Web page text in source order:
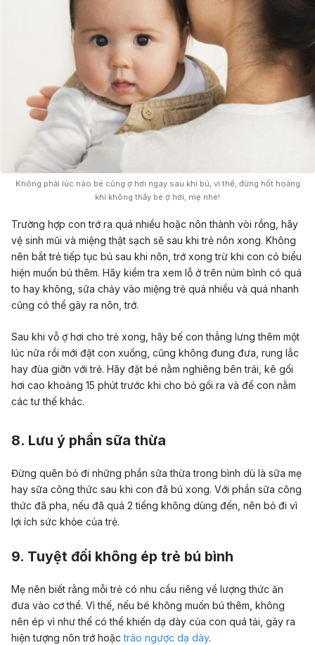
Không phải lúc nào bé cũng ợ hơi ngay sau khi bú, vì thế, đừng hốt hoảng
khi không thấy bé ợ hơi, mẹ nhé!
Trường hợp con trớ ra quá nhiều hoặc nôn thành vòi rồng, hãy
vệ sinh mũi và miệng thật sạch sẽ sau khi trẻ nôn xong. Không
nên bắt trẻ tiếp tục bú sau khi nôn, trớ xong trừ khi con có biểu
hiện muốn bú thêm. Hãy kiểm tra xem lỗ ở trên núm bình có quá
to hay không, sữa chảy vào miệng trẻ quá nhiều và quá nhanh
cũng có thể gây ra nôn, trớ.
Sau khi vỗ ợ hơi cho trẻ xong, hãy bế con thẳng lưng thêm một
lúc nữa rồi mới đặt con xuống, cũng không đung đưa, rung lắc
hay đùa giỡn với trẻ. Hãy đặt bé nằm nghiêng bên trái, kê gối
hơi cao khoảng 15 phút trước khi cho bỏ gối ra và để con nằm
các tư thế khác.
8. Lưu ý phần sữa thừa
Đừng quên bỏ đi những phần sữa thừa trong bình dù là sữa mẹ
hay sữa công thức sau khi con đã bú xong. Với phần sữa công
thức đã pha, nếu đã quá 2 tiếng không dùng đến, nên bỏ đi vì
lợi ích sức khỏe của trẻ.
9. Tuyệt đối không ép trẻ bú bình
Mẹ nên biết rằng mỗi trẻ có nhu cầu riêng về lượng thức ăn
đưa vào cơ thể. Vì thế, nếu bé không muốn bú thêm, không
nên ép vì như thế có thể khiến dạ dày của con quá tải, gây ra
hiện tượng nôn trớ hoặctrào ngược dạ dày.